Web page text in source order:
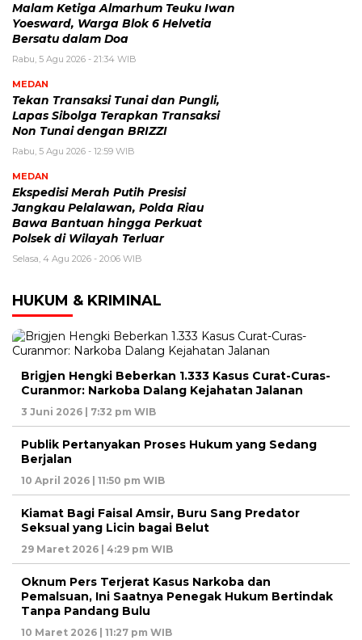
Malam Ketiga Almarhum Teuku Iwan
Yoesward, Warga Blok 6 Helvetia
Bersatu dalam Doa
Rabu, 5 Agu 2026 - 21:34 WIB
MEDAN
Tekan Transaksi Tunai dan Pungli,
Lapas Sibolga Terapkan Transaksi
Non Tunai dengan BRIZZI
Rabu, 5 Agu 2026 - 12:59 WIB
MEDAN
Ekspedisi Merah Putih Presisi
Jangkau Pelalawan, Polda Riau
Bawa Bantuan hingga Perkuat
Polsek di Wilayah Terluar
Selasa, 4 Agu 2026 - 20:06 WIB
HUKUM & KRIMINAL
Brigjen Hengki Beberkan 1.333 Kasus Curat-Curas-
Curanmor: Narkoba Dalang Kejahatan Jalanan
3 Juni 2026 | 7:32 pm WIB
Publik Pertanyakan Proses Hukum yang Sedang
Berjalan
10 April 2026 | 11:50 pm WIB
Kiamat Bagi Faisal Amsir, Buru Sang Predator
Seksual yang Licin bagai Belut
29 Maret 2026 | 4:29 pm WIB
Oknum Pers Terjerat Kasus Narkoba dan
Pemalsuan, Ini Saatnya Penegak Hukum Bertindak
Tanpa Pandang Bulu
10 Maret 2026 | 11:27 pm WIB